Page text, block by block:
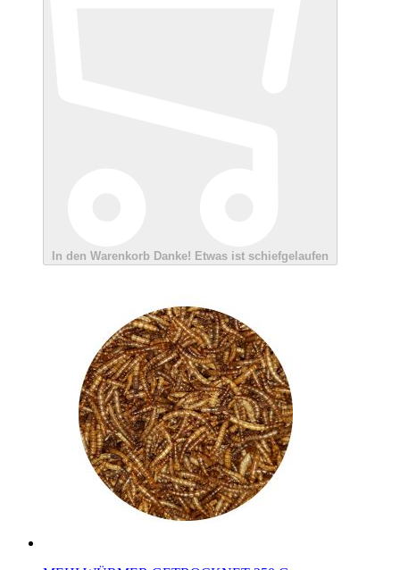
In den Warenkorb Danke! Etwas ist schiefgelaufen